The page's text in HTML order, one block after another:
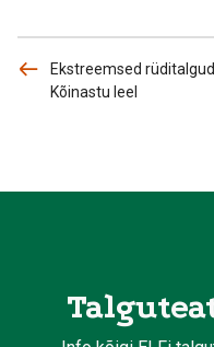
Ekstreemsed rüditalgud
Kõinastu leel